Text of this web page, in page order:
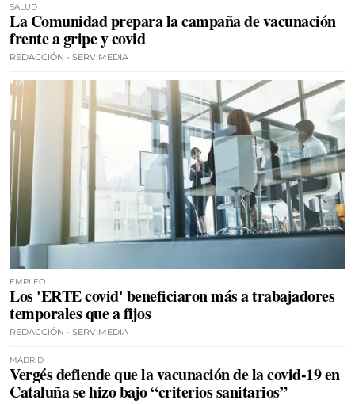
SALUD
La Comunidad prepara la campaña de vacunación
frente a gripe y covid
REDACCIÓN - SERVIMEDIA
EMPLEO
Los 'ERTE covid' beneficiaron más a trabajadores
temporales que a fijos
REDACCIÓN - SERVIMEDIA
MADRID
Vergés defiende que la vacunación de la covid-19 en
Cataluña se hizo bajo “criterios sanitarios”